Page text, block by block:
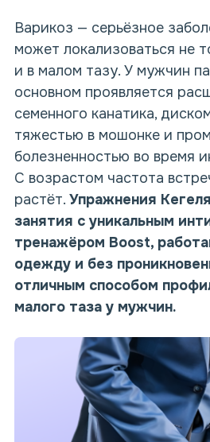
Варикоз — серьёзное
может локализоваться не
и в малом тазу. У мужчин
основном проявляется
семенного канатика,
тяжестью в мошонке и
болезненностью во время
С возрастом частота
растёт. Упражнения
занятия с уникальным
тренажёром Boost,
одежду и без
отличным способом
малого таза у мужчин.